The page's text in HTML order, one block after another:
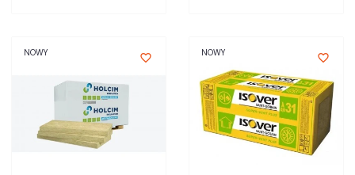
NOWY favorite_border NOWY favorite_border